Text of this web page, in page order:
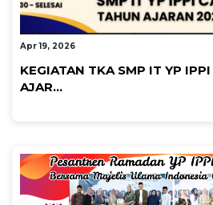
By Admin Smp Cakung 1
Apr 19, 2026
KEGIATAN TKA SMP IT YP
AJAR...